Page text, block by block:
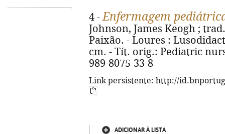
4 -Enfermagem
Johnson, James Keogh ;
Paixão. - Loures :
cm. - Tít. orig.: Pediatric
989-8075-33-8
Link persistente: http://
ADICIONAR À LISTA